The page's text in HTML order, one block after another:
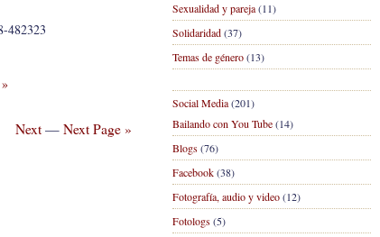
Sexualidad y pareja(11)
Solidaridad(37)
Temas de género(13)
Social Media(201)
Bailando con You Tube(14)
Blogs(76)
Facebook(38)
Fotografía, audio y video(12)
Fotologs(5)
Next — Next Page »